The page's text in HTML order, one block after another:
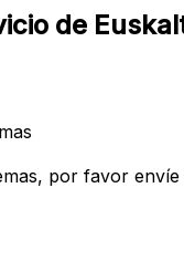
de
por favor